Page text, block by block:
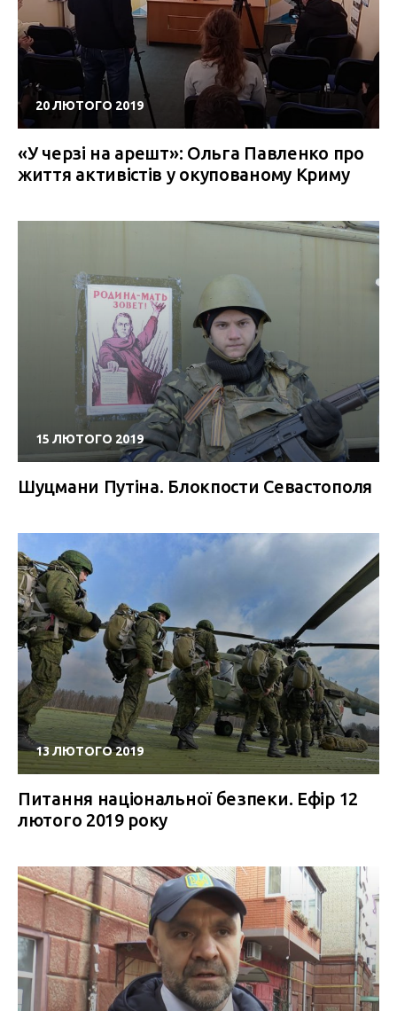
20 ЛЮТОГО 2019
«У черзі на арешт»: Ольга Павленко про
життя активістів у окупованому Криму
15 ЛЮТОГО 2019
Шуцмани Путіна. Блокпости Севастополя
13 ЛЮТОГО 2019
Питання національної безпеки. Ефір 12
лютого 2019 року